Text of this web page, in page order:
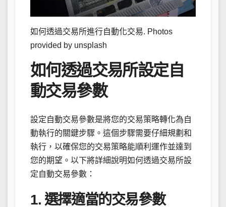
如何透過交易所進行自動化交易. Photos
provided by unsplash
如何透過交易所設定自
動交易參數
設定自動交易參數是將您的交易策略轉化為自
動執行的關鍵步驟。這個步驟需要仔細規劃和
執行，以確保您的交易策略能順利運作並達到
您的期望。以下將詳細說明如何透過交易所設
定自動交易參數：
1. 選擇適當的交易參數